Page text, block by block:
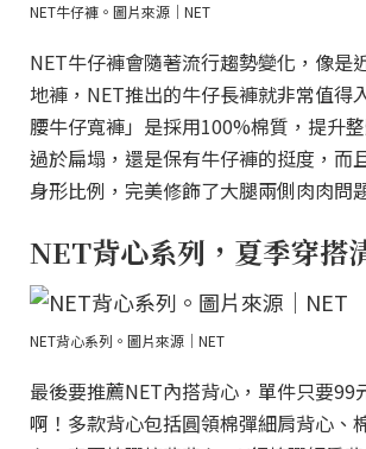
NET牛仔褲。圖片來源｜NET
NET牛仔褲會隨著流行趨勢變化，像是
地褲，NET推出的牛仔長褲就非常值得
腰牛仔寬褲」是採用100%棉質，提升
過於扁塌，還是保有牛仔褲的挺度，而
身形比例，完美修飾了大腿兩側肉肉問
NET背心系列，夏季穿搭
NET背心系列。圖片來源｜NET
最後要推薦NET內搭背心，單件只要99
啊！多款背心包括圓領棉彈細肩背心、